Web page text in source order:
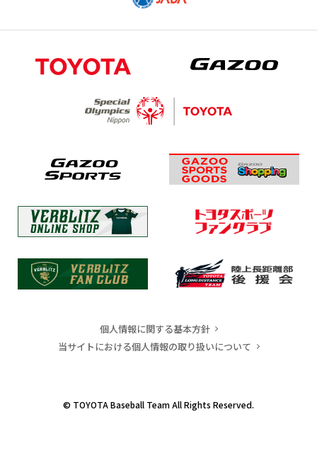
個人情報に関する基本方針
当サイトにおける個人情報の取り扱いについて
© TOYOTA Baseball Team All Rights Reserved.